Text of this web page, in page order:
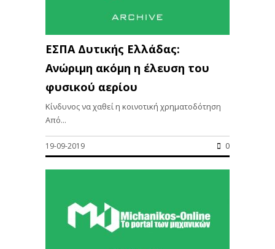
ΕΣΠΑ Δυτικής Ελλάδας:
Ανώριμη ακόμη η έλευση του
φυσικού αερίου
Κίνδυνος να χαθεί η κοινοτική χρηματοδότηση
Από...
19-09-2019 0